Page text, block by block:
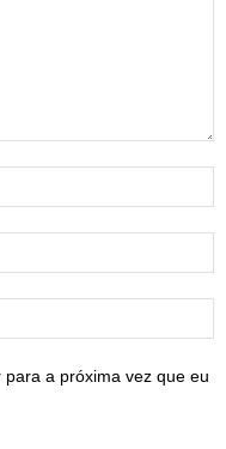
a próxima vez que eu